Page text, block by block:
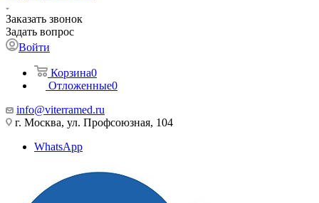
Заказать звонок
Задать вопрос
Войти
Корзина0
Отложенные0
info@viterramed.ru
г. Москва, ул. Профсоюзная, 104
WhatsApp